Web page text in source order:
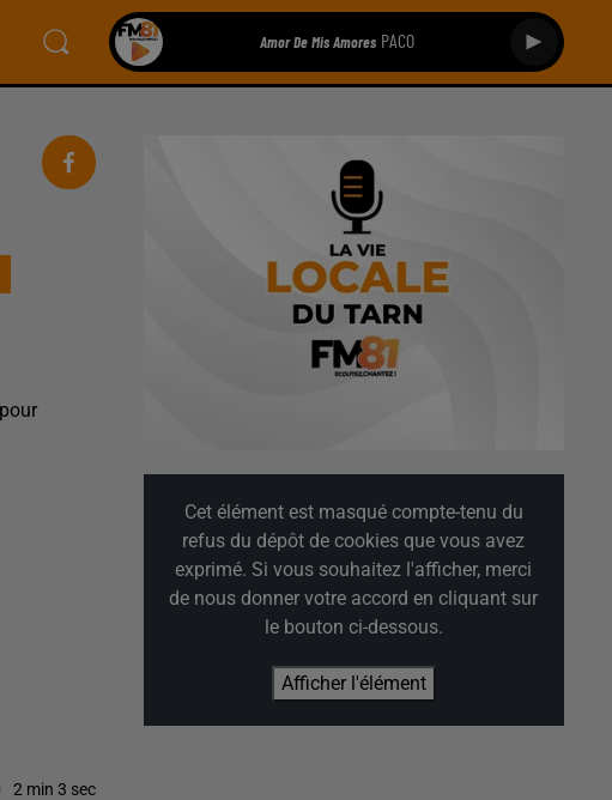
Amor De Mis Amores PACO
2 min 3 sec
Cet élément est masqué compte-tenu du
refus du dépôt de cookies que vous avez
exprimé. Si vous souhaitez l'afficher, merci
de nous donner votre accord en cliquant sur
le bouton ci-dessous.
Afficher l'élément